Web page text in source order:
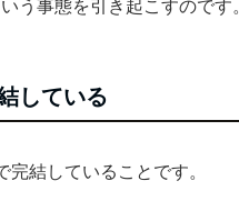
う事態を引き起こすのです
している
結していることです。